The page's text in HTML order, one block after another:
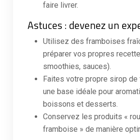
faire livrer.
Astuces : devenez un
Utilisez des framboises
préparer vos propres
smoothies, sauces).
Faites votre propre sirop de
une base idéale pour
boissons et desserts.
Conservez les produits «
framboise » de manière